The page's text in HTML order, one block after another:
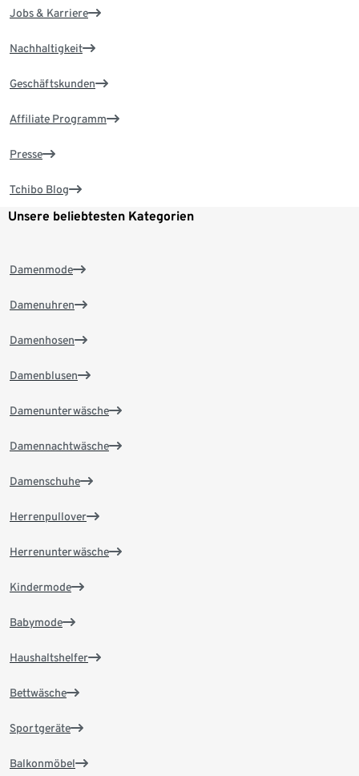
Jobs & Karriere
Nachhaltigkeit
Geschäftskunden
Affiliate Programm
Presse
Tchibo Blog
Unsere beliebtesten Kategorien
Damenmode
Damenuhren
Damenhosen
Damenblusen
Damenunterwäsche
Damennachtwäsche
Damenschuhe
Herrenpullover
Herrenunterwäsche
Kindermode
Babymode
Haushaltshelfer
Bettwäsche
Sportgeräte
Balkonmöbel